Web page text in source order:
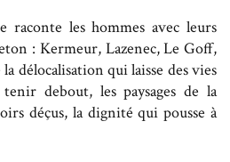
raconte les hommes avec leurs
: Kermeur, Lazenec, Le Goff,
délocalisation qui laisse des vies
debout, les paysages de la
déçus, la dignité qui pousse à